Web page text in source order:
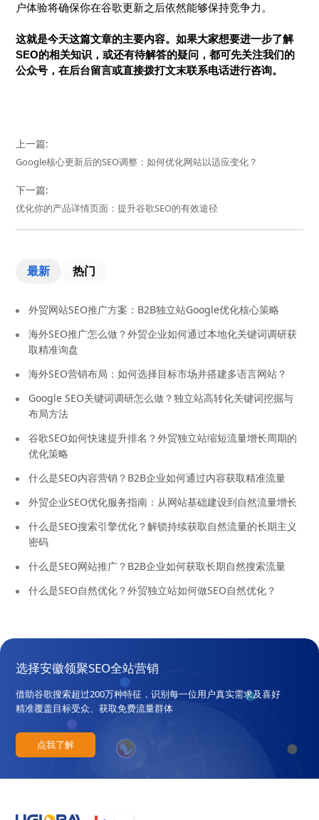
户体验将确保你在谷歌更新之后依然能够保持竞争力。
这就是今天这篇文章的主要内容。如果大家想要进一步了解
SEO的相关知识，或还有待解答的疑问，都可先关注我们的
公众号，在后台留言或直接拨打文末联系电话进行咨询。
上一篇:
Google核心更新后的SEO调整：如何优化网站以适应变化？
下一篇:
优化你的产品详情页面：提升谷歌SEO的有效途径
最新 热门
外贸网站SEO推广方案：B2B独立站Google优化核心策略
海外SEO推广怎么做？外贸企业如何通过本地化关键词调研获
取精准询盘
海外SEO营销布局：如何选择目标市场并搭建多语言网站？
Google SEO关键词调研怎么做？独立站高转化关键词挖掘与
布局方法
谷歌SEO如何快速提升排名？外贸独立站缩短流量增长周期的
优化策略
什么是SEO内容营销？B2B企业如何通过内容获取精准流量
外贸企业SEO优化服务指南：从网站基础建设到自然流量增长
什么是SEO搜索引擎优化？解锁持续获取自然流量的长期主义
密码
什么是SEO网站推广？B2B企业如何获取长期自然搜索流量
什么是SEO自然优化？外贸独立站如何做SEO自然优化？
选择安徽领聚SEO全站营销
借助谷歌搜索超过200万种特征，识别每一位用户真实需求及喜好
精准覆盖目标受众、获取免费流量群体
点我了解